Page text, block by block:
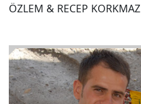
ÖZLEM & RECEP KORKMAZ